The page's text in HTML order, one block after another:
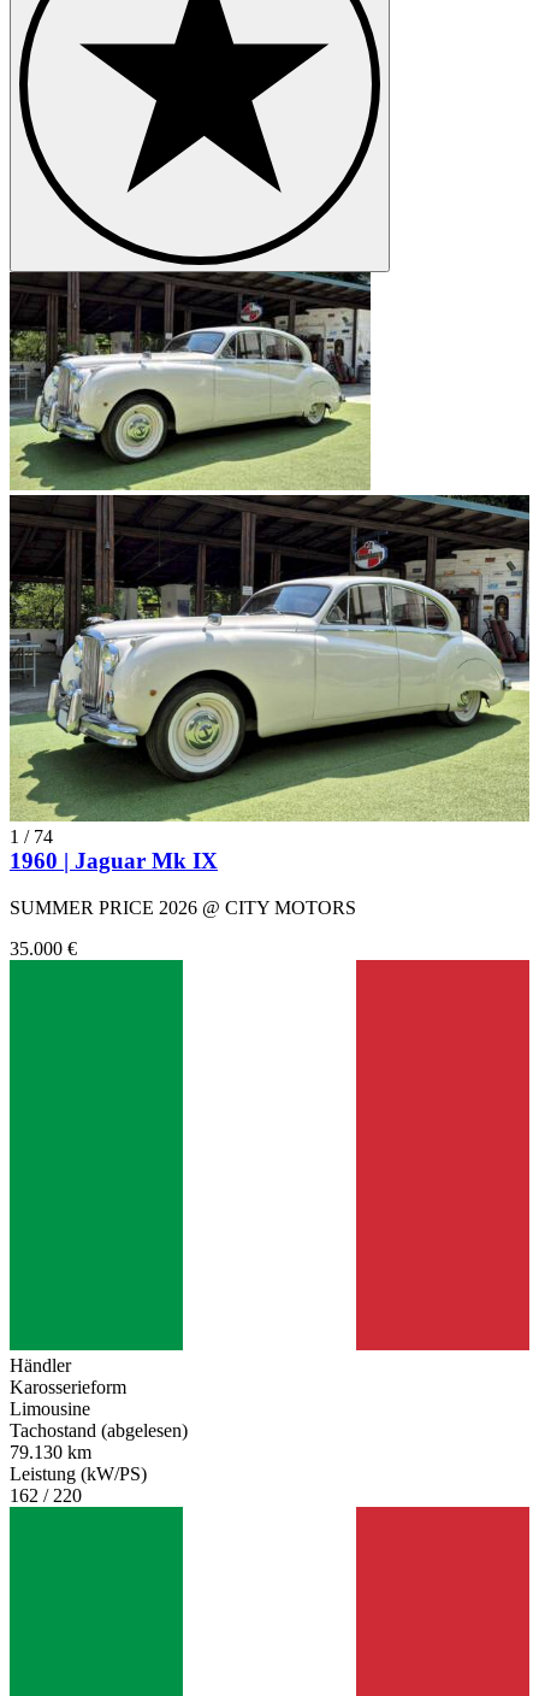
1 / 74
1960 | Jaguar Mk IX
SUMMER PRICE 2026 @ CITY MOTORS
35.000 €
Händler
Karosserieform
Limousine
Tachostand (abgelesen)
79.130 km
Leistung (kW/PS)
162 / 220